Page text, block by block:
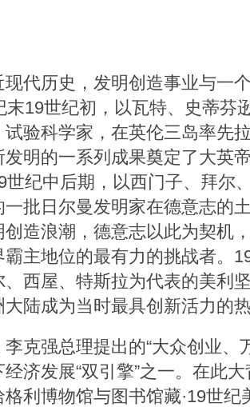
现代历史，发明创造事业与一
末19世纪初，以瓦特、史蒂芬
试验科学家，在英伦三岛率先
发明的一系列成果奠定了大英
世纪中后期，以西门子、拜尔
一批日尔曼发明家在德意志的
创造浪潮，德意志以此为契机
霸主地位的最有力的挑战者。
、西屋、特斯拉为代表的美利
大陆成为当时最具创新活力的
克强总理提出的“大众创业、
济发展“双引擎”之一。在此
利博物馆与图书馆藏·19世纪